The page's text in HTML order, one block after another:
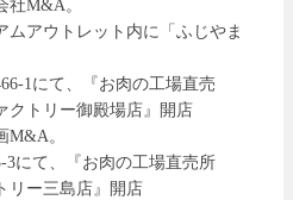
社M&A。
ムアウトレット内に「ふじやま
1にて、『お肉の工場直売
トリー御殿場店』開店
M&A。
3にて、『お肉の工場直売所
リー三島店』開店